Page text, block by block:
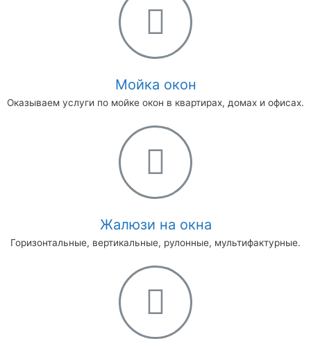
Мойка окон
Оказываем услуги по мойке окон в квартирах, домах и офисах.
Жалюзи на окна
Горизонтальные, вертикальные, рулонные, мультифактурные.